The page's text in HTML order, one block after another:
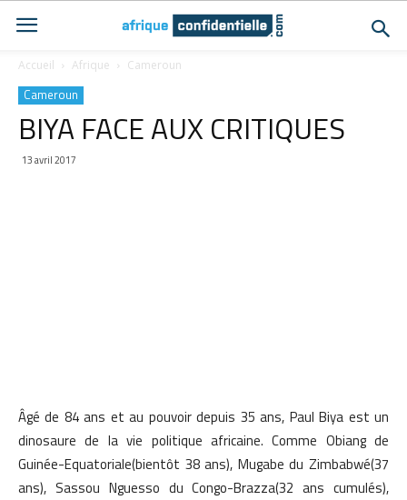
Accueil Afrique Cameroun
Cameroun
BIYA FACE AUX CRITIQUES
13 avril 2017
Âgé de 84 ans et au pouvoir depuis 35 ans, Paul Biya est un
dinosaure de la vie politique africaine. Comme Obiang de
Guinée-Equatoriale(bientôt 38 ans), Mugabe du Zimbabwé(37
ans), Sassou Nguesso du Congo-Brazza(32 ans cumulés),